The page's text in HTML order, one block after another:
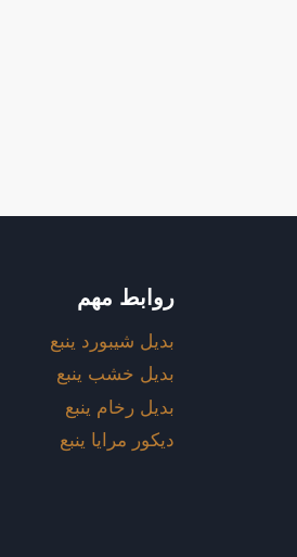
روابط مهم
بديل شيبورد ينبع
بديل خشب ينبع
بديل رخام ينبع
ديكور مرايا ينبع